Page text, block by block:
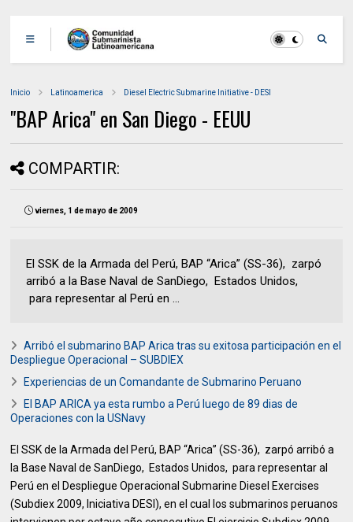
Inicio Latinoamerica Diesel Electric Submarine Initiative - DESI
"BAP Arica" en San Diego - EEUU
COMPARTIR:
viernes, 1 de mayo de 2009
El SSK de la Armada del Perú, BAP “Arica” (SS-36), zarpó
arribó a la Base Naval de SanDiego, Estados Unidos,
para representar al Perú en ...
Arribó el submarino BAP Arica tras su exitosa participación en el
Despliegue Operacional – SUBDIEX
Experiencias de un Comandante de Submarino Peruano
El BAP ARICA ya esta rumbo a Perú luego de 89 dias de
Operaciones con la USNavy
El SSK de la Armada del Perú, BAP “Arica” (SS-36), zarpó arribó a
la Base Naval de SanDiego, Estados Unidos, para representar al
Perú en el Despliegue Operacional Submarine Diesel Exercises
(Subdiex 2009, Iniciativa DESI), en el cual los submarinos peruanos